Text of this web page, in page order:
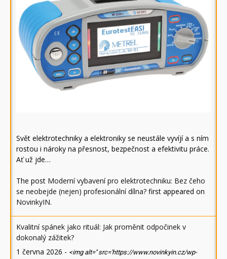
Svět elektrotechniky a elektroniky se neustále vyvíjí a s ním
rostou i nároky na přesnost, bezpečnost a efektivitu práce.
Ať už jde…
The post Moderní vybavení pro elektrotechniku: Bez čeho
se neobejde (nejen) profesionální dílna? first appeared on
NovinkyIN.
Kvalitní spánek jako rituál: Jak proměnit odpočinek v
dokonalý zážitek?
1 června 2026 - <img alt='' src='https://www.novinkyin.cz/wp-